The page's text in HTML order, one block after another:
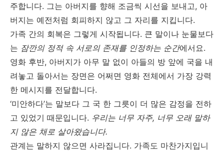
주합니다. 그는 아버지를 향해 조금씩 시선을 보내고, 아
버지는 예전처럼 회피하지 않고 그 자리를 지킵니다.
가족 간의 회복은 그렇게 시작됩니다. 큰 말이나 눈물보다
는 잠깐의 정적 속 서로의 존재를 인정하는 순간에서요.
영화 후반, 아버지가 아무 말 없이 아들의 방 앞에 국을 내
려놓고 돌아서는 장면은 어쩌면 영화 전체에서 가장 강력
한 메시지를 전달합니다.
‘미안하다’는 말보다 그 국 한 그릇이 더 많은 감정을 전하
고 있었기 때문입니다. 우리는 너무 자주, 너무 오래 말하
지 않은 채로 살아왔습니다.
관계는 말하지 않으면 사라집니다. 가족도 마찬가지입니